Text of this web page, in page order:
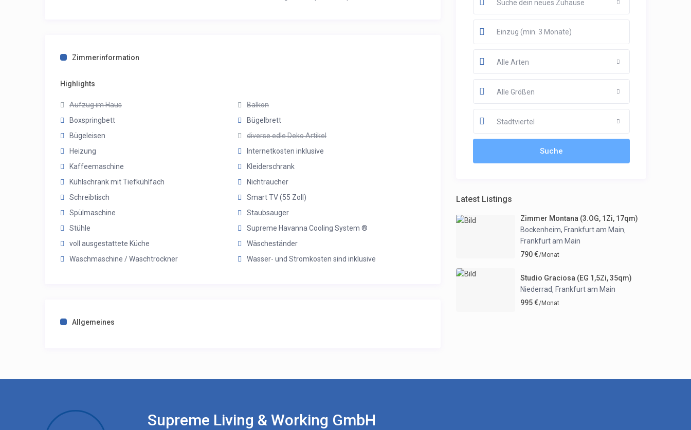
Zimmerinformation
Highlights
Aufzug im Haus
Balkon
Boxspringbett
Bügelbrett
Bügeleisen
diverse edle Deko Artikel
Heizung
Internetkosten inklusive
Kaffeemaschine
Kleiderschrank
Kühlschrank mit Tiefkühlfach
Nichtraucher
Schreibtisch
Smart TV (55 Zoll)
Spülmaschine
Staubsauger
Stühle
Supreme Havanna Cooling System ®
voll ausgestattete Küche
Wäscheständer
Waschmaschine / Waschtrockner
Wasser- und Stromkosten sind inklusive
Allgemeines
Suche dein neues Zuhause
Alle Arten
Alle Größen
Stadtviertel
Latest Listings
Zimmer Montana (3.OG, 1Zi, 17qm)
Bockenheim, Frankfurt am Main,
Frankfurt am Main
790 €/Monat
Studio Graciosa (EG 1,5Zi, 35qm)
Niederrad Frankfurt am Main
995 €/Monat
Supreme Living & Working GmbH